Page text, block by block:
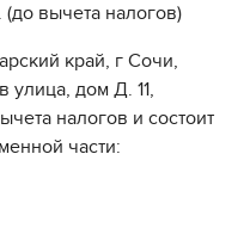
вычета налогов)
край, г Сочи,
улица, дом Д. 11,
налогов и состоит
части: